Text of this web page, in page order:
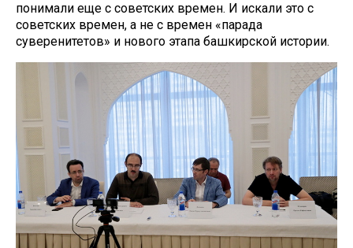
понимали еще с советских времен. И искали это с
советских времен, а не с времен «парада
суверенитетов» и нового этапа башкирской истории.